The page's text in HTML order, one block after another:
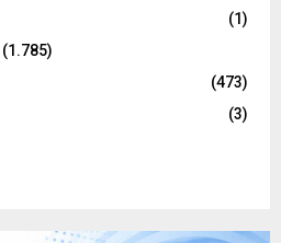
(1)
(1.785)
(473)
(3)